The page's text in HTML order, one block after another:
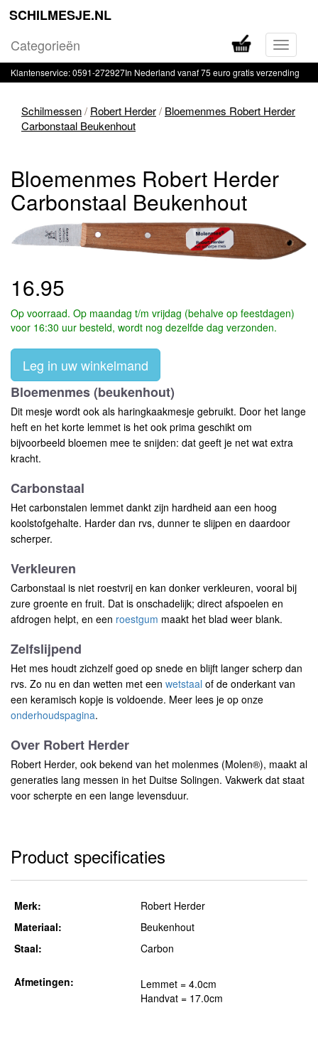
SCHILMESJE.NL
in-
of
Categorieën
Klantenservice: 0591-272927In Nederland vanaf 75 euro gratis verzending
Schilmessen/ Robert Herder/ Bloemenmes Robert Herder
Carbonstaal Beukenhout
Bloemenmes Robert Herder
Carbonstaal Beukenhout
16.95
Op voorraad. Op maandag t/m vrijdag (behalve op feestdagen)
voor 16:30 uur besteld, wordt nog dezelfde dag verzonden.
Leg in uw winkelmand
Bloemenmes (beukenhout)
Dit mesje wordt ook als haringkaakmesje gebruikt. Door het lange
heft en het korte lemmet is het ook prima geschikt om
bijvoorbeeld bloemen mee te snijden: dat geeft je net wat extra
kracht.
Carbonstaal
Het carbonstalen lemmet dankt zijn hardheid aan een hoog
koolstofgehalte. Harder dan rvs, dunner te slijpen en daardoor
scherper.
Verkleuren
Carbonstaal is niet roestvrij en kan donker verkleuren, vooral bij
zure groente en fruit. Dat is onschadelijk; direct afspoelen en
afdrogen helpt, en een roestgum maakt het blad weer blank.
Zelfslijpend
Het mes houdt zichzelf goed op snede en blijft langer scherp dan
rvs. Zo nu en dan wetten met een wetstaal of de onderkant van
een keramisch kopje is voldoende. Meer lees je op onze
onderhoudspagina.
Over Robert Herder
Robert Herder, ook bekend van het molenmes (Molen®), maakt al
generaties lang messen in het Duitse Solingen. Vakwerk dat staat
voor scherpte en een lange levensduur.
Product specificaties
Merk:
Robert Herder
Materiaal:
Beukenhout
Staal:
Carbon
Afmetingen:
Lemmet = 4.0cm
Handvat = 17.0cm